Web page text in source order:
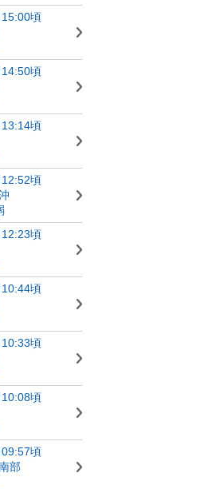
頃
頃
頃
頃
頃
頃
頃
頃
頃
部